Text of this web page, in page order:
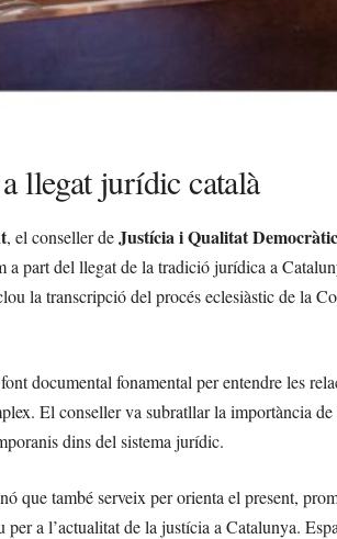
llegat jurídic català
, el conseller deJustícia i Qualitat
part del llegat de la tradició jurídica a
la transcripció del procés eclesiàstic de la
documental fonamental per entendre les
El conseller va subratllar la importància
dins del sistema jurídic.
que també serveix per orienta el present,
a l’actualitat de la justícia a Catalunya.